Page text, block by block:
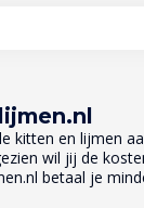
kitten en lijmen
wil jij de
betaal je